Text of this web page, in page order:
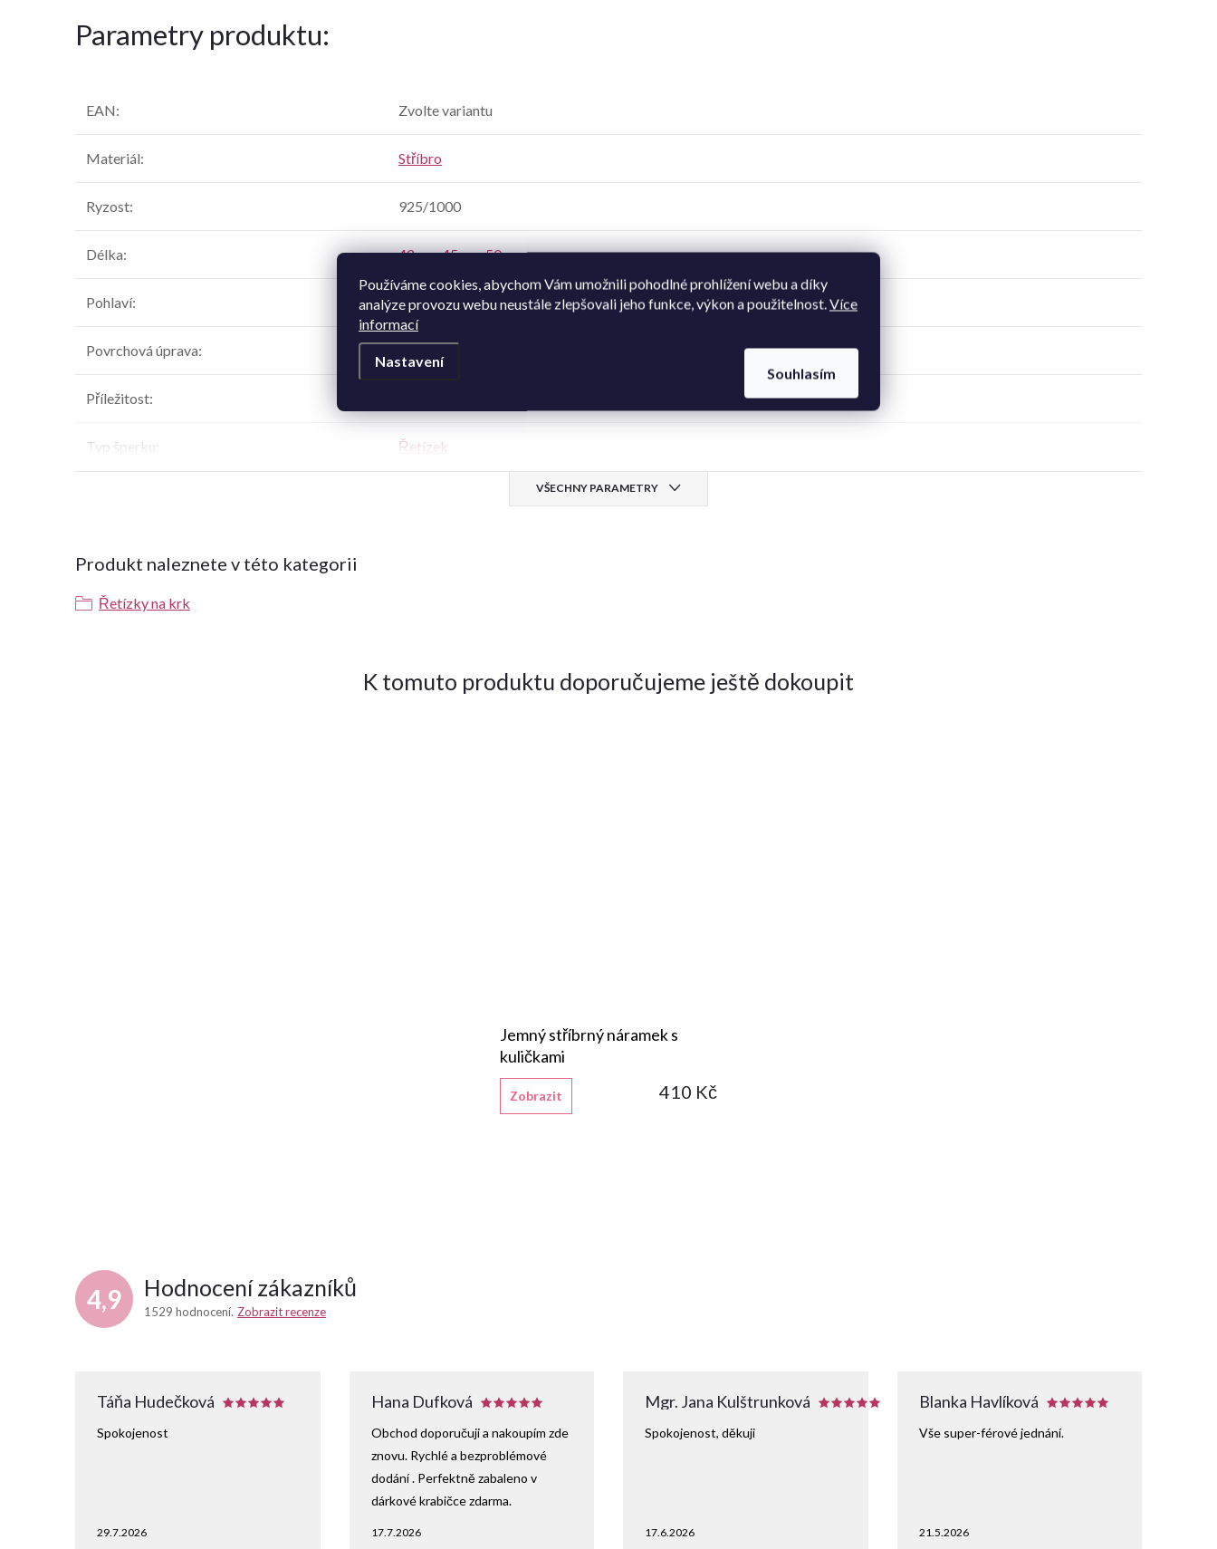
Používáme cookies, abychom Vám umožnili pohodlné prohlížení webu a díky
analýze provozu webu neustále zlepšovali jeho funkce, výkon a použitelnost.Více
informací
Nastavení
Souhlasím
Parametry produktu:
EAN: Zvolte variantu
Materiál: Stříbro
Ryzost: 925/1000
Délka: 42 cm,45 cm,50 cm
Pohlaví: dámské,dívčí
Povrchová úprava: lesklá,rhodiovaná
Příležitost:
Typ šperku Řetízek
VŠECHNY PARAMETRY
Produkt naleznete v této kategorii
Řetízky na krk
K tomuto produktu doporučujeme ještě dokoupit
Jemný stříbrný náramek s
kuličkami
410 Kč
Zobrazit
4,9 Hodnocení zákazníků
1529 hodnocení Zobrazit recenze
Táňa Hudečková
29.7.2026
Spokojenost
Hana Dufková
17.7.2026
Obchod doporučuji a nakoupím zde
znovu. Rychlé a bezproblémové
dodání . Perfektně zabaleno v
dárkové krabičce zdarma.
Mgr. Jana Kulštrunková
17.6.2026
Spokojenost, děkuji
Blanka Havlíková
21.5.2026
Vše super-férové jednání.